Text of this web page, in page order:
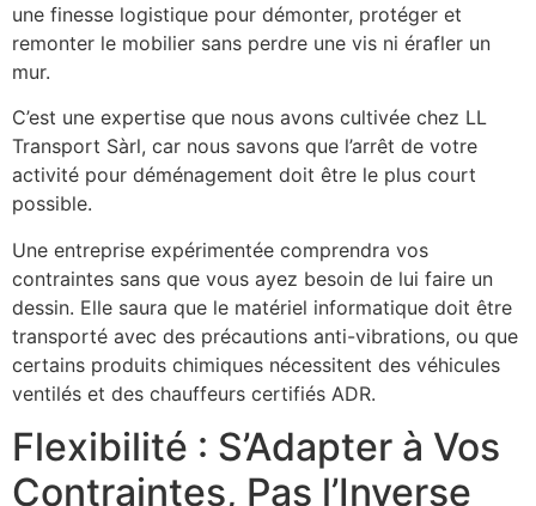
une finesse logistique pour démonter, protéger et
remonter le mobilier sans perdre une vis ni érafler un
mur.
C’est une expertise que nous avons cultivée chez LL
Transport Sàrl, car nous savons que l’arrêt de votre
activité pour déménagement doit être le plus court
possible.
Une entreprise expérimentée comprendra vos
contraintes sans que vous ayez besoin de lui faire un
dessin. Elle saura que le matériel informatique doit être
transporté avec des précautions anti-vibrations, ou que
certains produits chimiques nécessitent des véhicules
ventilés et des chauffeurs certifiés ADR.
Flexibilité : S’Adapter à Vos
Contraintes, Pas l’Inverse